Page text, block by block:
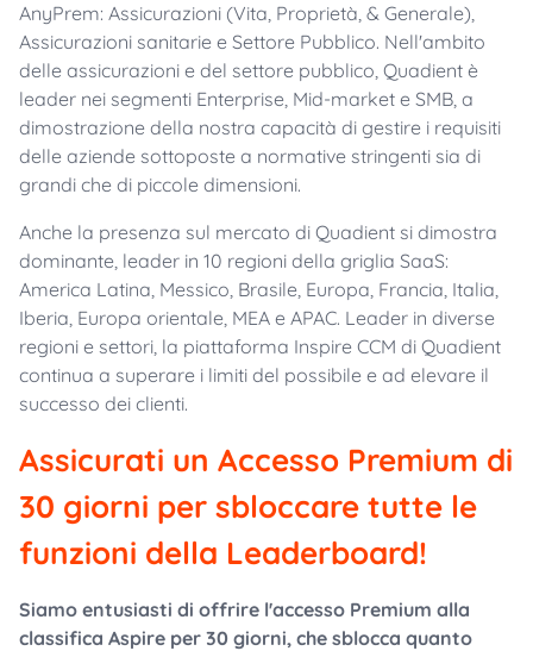
AnyPrem: Assicurazioni (Vita, Proprietà, & Generale),
Assicurazioni sanitarie e Settore Pubblico. Nell'ambito
delle assicurazioni e del settore pubblico, Quadient è
leader nei segmenti Enterprise, Mid-market e SMB, a
dimostrazione della nostra capacità di gestire i requisiti
delle aziende sottoposte a normative stringenti sia di
grandi che di piccole dimensioni.
Anche la presenza sul mercato di Quadient si dimostra
dominante, leader in 10 regioni della griglia SaaS:
America Latina, Messico, Brasile, Europa, Francia, Italia,
Iberia, Europa orientale, MEA e APAC. Leader in diverse
regioni e settori, la piattaforma Inspire CCM di Quadient
continua a superare i limiti del possibile e ad elevare il
successo dei clienti.
Assicurati un Accesso Premium di
30 giorni per sbloccare tutte le
funzioni della Leaderboard!
Siamo entusiasti di offrire l'accesso Premium alla
classifica Aspire per 30 giorni, che sblocca quanto